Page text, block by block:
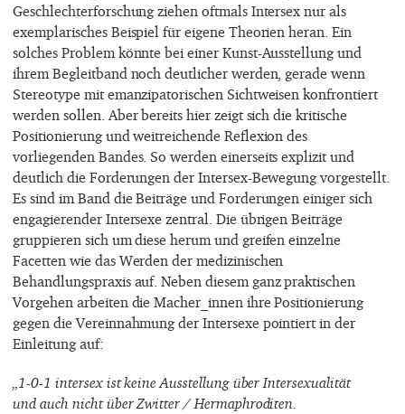
Geschlechterforschung ziehen oftmals Intersex nur als
exemplarisches Beispiel für eigene Theorien heran. Ein
solches Problem könnte bei einer Kunst-Ausstellung und
ihrem Begleitband noch deutlicher werden, gerade wenn
Stereotype mit emanzipatorischen Sichtweisen konfrontiert
werden sollen. Aber bereits hier zeigt sich die kritische
Positionierung und weitreichende Reflexion des
vorliegenden Bandes. So werden einerseits explizit und
deutlich die Forderungen der Intersex-Bewegung vorgestellt.
Es sind im Band die Beiträge und Forderungen einiger sich
engagierender Intersexe zentral. Die übrigen Beiträge
gruppieren sich um diese herum und greifen einzelne
Facetten wie das Werden der medizinischen
Behandlungspraxis auf. Neben diesem ganz praktischen
Vorgehen arbeiten die Macher_innen ihre Positionierung
gegen die Vereinnahmung der Intersexe pointiert in der
Einleitung auf:
„1-0-1 intersex ist keine Ausstellung über Intersexualität
und auch nicht über Zwitter / Hermaphroditen.